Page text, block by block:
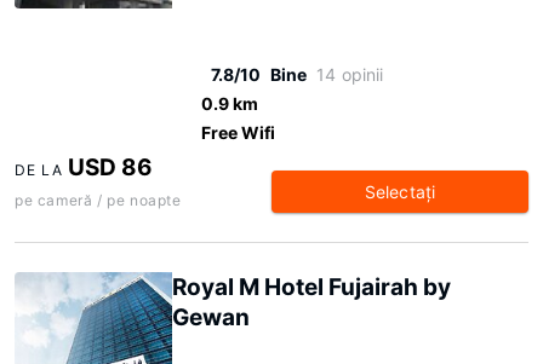
7.8/10 Bine 14 opinii
0.9 km
Free Wifi
DE LA USD 86
pe cameră / pe noapte Selectaţi
Royal M Hotel Fujairah by
Gewan